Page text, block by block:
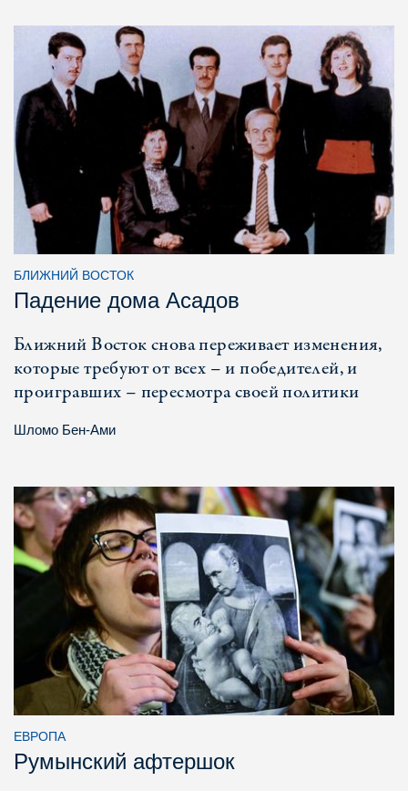
БЛИЖНИЙ ВОСТОК
Падение дома Асадов
Ближний Восток снова переживает изменения,
которые требуют от всех – и победителей, и
проигравших – пересмотра своей политики
Шломо Бен-Ами
ЕВРОПА
Румынский афтершок